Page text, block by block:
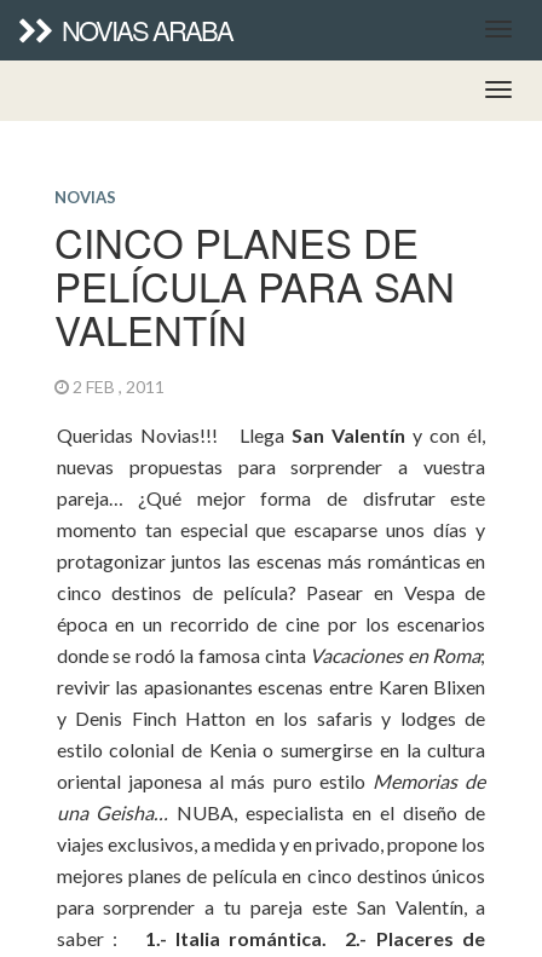
NOVIAS ARABA
NOVIAS
CINCO PLANES DE
PELÍCULA PARA SAN
VALENTÍN
2 FEB , 2011
Queridas Novias!!! LlegaSan Valentín y con él,
nuevas propuestas para sorprender a vuestra
pareja… ¿Qué mejor forma de disfrutar este
momento tan especial que escaparse unos días y
protagonizar juntos las escenas más románticas en
cinco destinos de película? Pasear en Vespa de
época en un recorrido de cine por los escenarios
donde se rodó la famosa cinta Vacaciones en Roma;
revivir las apasionantes escenas entre Karen Blixen
y Denis Finch Hatton en los safaris y lodges de
estilo colonial de Kenia o sumergirse en la cultura
oriental japonesa al más puro estilo Memorias de
una Geisha… NUBA, especialista en el diseño de
viajes exclusivos, a medida y en privado, propone los
mejores planes de película en cinco destinos únicos
para sorprender a tu pareja este San Valentín, a
saber : 1.- Italia romántica. 2.- Placeres de